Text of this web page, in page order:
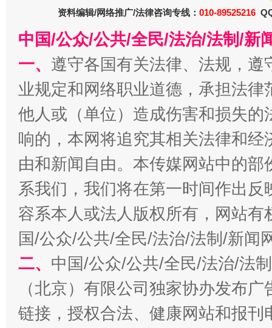
习近平的博鳌关键词
魏明亮
“刷贴”乱象丛生
生
资料编辑/网络推广/法律咨询专线： 010-89525216
中国/公众/公共/全民/法治/法制/新
一、 遵守各国有关法律、法规，
业规定和网络职业道德，承担法
他人或（单位）造成伤害和损失
响的，本网将追究其相关法律和
由和新闻自由。本传媒网站中的
系我们，我们将在第一时间作出
容系本人或法人版权所有，网站
国/公众/公共/全民/法治/法制/新闻
二、 中国/公众/公共/全民/法治/法
（北京）有限公司独家协办发布
链接，授权合法、健康网站和报